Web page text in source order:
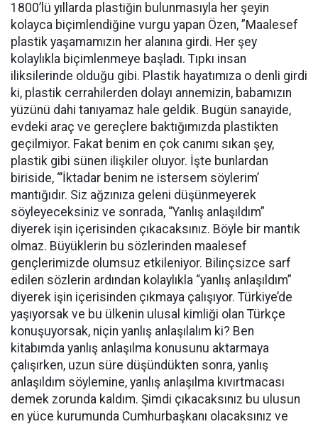
1800’lü yıllarda plastiğin bulunmasıyla her şeyin
kolayca biçimlendiğine vurgu yapan Özen, ”Maalesef
plastik yaşamamızın her alanına girdi. Her şey
kolaylıkla biçimlenmeye başladı. Tıpkı insan
iliksilerinde olduğu gibi. Plastik hayatımıza o denli girdi
ki, plastik cerrahilerden dolayı annemizin, babamızın
yüzünü dahi tanıyamaz hale geldik. Bugün sanayide,
evdeki araç ve gereçlere baktığımızda plastikten
geçilmiyor. Fakat benim en çok canımı sıkan şey,
plastik gibi sünen ilişkiler oluyor. İşte bunlardan
biriside, “’İktadar benim ne istersem söylerim’
mantığıdır. Siz ağzınıza geleni düşünmeyerek
söyleyeceksiniz ve sonrada, “Yanlış anlaşıldım”
diyerek işin içerisinden çıkacaksınız. Böyle bir mantık
olmaz. Büyüklerin bu sözlerinden maalesef
gençlerimizde olumsuz etkileniyor. Bilinçsizce sarf
edilen sözlerin ardından kolaylıkla “yanlış anlaşıldım”
diyerek işin içerisinden çıkmaya çalışıyor. Türkiye’de
yaşıyorsak ve bu ülkenin ulusal kimliği olan Türkçe
konuşuyorsak, niçin yanlış anlaşılalım ki? Ben
kitabımda yanlış anlaşılma konusunu aktarmaya
çalışırken, uzun süre düşündükten sonra, yanlış
anlaşıldım söylemine, yanlış anlaşılma kıvırtmacası
demek zorunda kaldım. Şimdi çıkacaksınız bu ulusun
en yüce kurumunda Cumhurbaşkanı olacaksınız ve